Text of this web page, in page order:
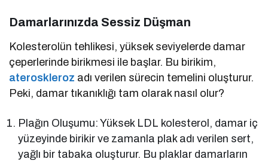
Damarlarınızda Sessiz Düşman
Kolesterolün tehlikesi, yüksek seviyelerde damar
çeperlerinde birikmesi ile başlar. Bu birikim,
ateroskleroz adı verilen sürecin temelini oluşturur.
Peki, damar tıkanıklığı tam olarak nasıl olur?
Plağın Oluşumu: Yüksek LDL kolesterol, damar iç
yüzeyinde birikir ve zamanla plak adı verilen sert,
yağlı bir tabaka oluşturur. Bu plaklar damarların